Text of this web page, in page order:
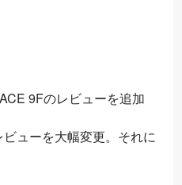
9Fのレビューを追加
ューを大幅変更。それに